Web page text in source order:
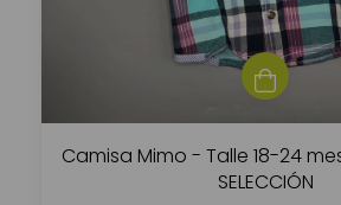
Camisa Mimo - Talle 18-24
SELECCIÓN